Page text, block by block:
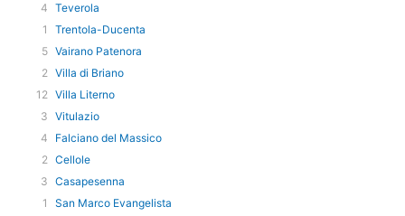
4 Teverola
1
Trentola-Ducenta
5 Vairano Patenora
2 Villa di Briano
12 Villa Literno
3 Vitulazio
4
Falciano del Massico
2 Cellole
3 Casapesenna
1
San Marco Evangelista